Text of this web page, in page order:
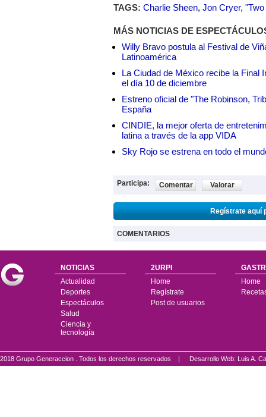
TAGS: Charlie Sheen, Jon Cryer,
MÁS NOTICIAS DE
Willy Bravo postula al Festival de
Latinoamérica
La Ciudad de México recibe la Final
el día 10 de diciembre
Estreno oficial de "The Robinson,
España
CINDIE, la mejor oferta de
latina a través de la app VIDA
Sky Rojo se estrena en todo el
Participa: Comentar Valorar
Regístrate aquí
COMENTARIOS
NOTICIAS
Actualidad
Deportes
Espectáculos
Salud
Ciencia y
tecnología
2URPI
Home
Regístrate
Post de usuarios
Home
2018 Grupo Generaccion . Todos los derechos reservados | Desarrollo Web: Luis